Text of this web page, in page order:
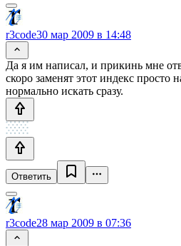
r3code30 мар 2009 в 14:48
Да я им написал, и прикинь мне
скоро заменят этот индекс просто
нормально искать сразу.
Ответить
r3code28 мар 2009 в 07:36